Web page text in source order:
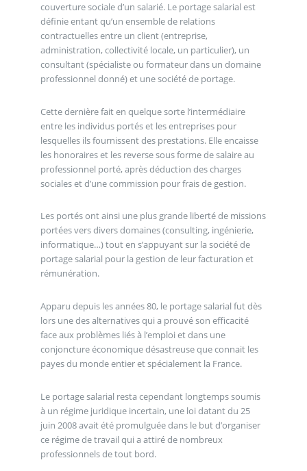
couverture sociale d’un salarié. Le portage salarial est
définie entant qu’un ensemble de relations
contractuelles entre un client (entreprise,
administration, collectivité locale, un particulier), un
consultant (spécialiste ou formateur dans un domaine
professionnel donné) et une société de portage.
Cette dernière fait en quelque sorte l’intermédiaire
entre les individus portés et les entreprises pour
lesquelles ils fournissent des prestations. Elle encaisse
les honoraires et les reverse sous forme de salaire au
professionnel porté, après déduction des charges
sociales et d’une commission pour frais de gestion.
Les portés ont ainsi une plus grande liberté de missions
portées vers divers domaines (consulting, ingénierie,
informatique…) tout en s’appuyant sur la société de
portage salarial pour la gestion de leur facturation et
rémunération.
Apparu depuis les années 80, le portage salarial fut dès
lors une des alternatives qui a prouvé son efficacité
face aux problèmes liés à l’emploi et dans une
conjoncture économique désastreuse que connait les
payes du monde entier et spécialement la France.
Le portage salarial resta cependant longtemps soumis
à un régime juridique incertain, une loi datant du 25
juin 2008 avait été promulguée dans le but d’organiser
ce régime de travail qui a attiré de nombreux
professionnels de tout bord.